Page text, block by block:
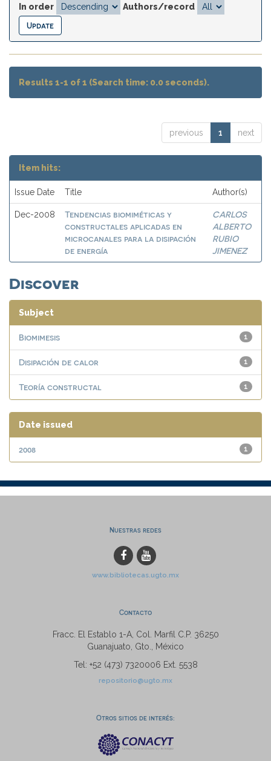
In order
Authors/record
Results 1-1 of 1 (Search time: 0.0 seconds).
previous 1 next
Item hits:
Issue Date Title Author(s)
Dec-2008
Tendencias biomiméticas y
constructales aplicadas en
microcanales para la disipación
de energía
CARLOS
ALBERTO
RUBIO
JIMENEZ
Discover
Subject
1
Biomimesis
1
Disipación de calor
1
Teoría constructal
Date issued
1
2008
Nuestras redes
www.bibliotecas.ugto.mx
Contacto
Fracc. El Establo 1-A, Col. Marfil C.P. 36250
Guanajuato, Gto., México
Tel: +52 (473) 7320006 Ext. 5538
repositorio@ugto.mx
Otros sitios de interés: